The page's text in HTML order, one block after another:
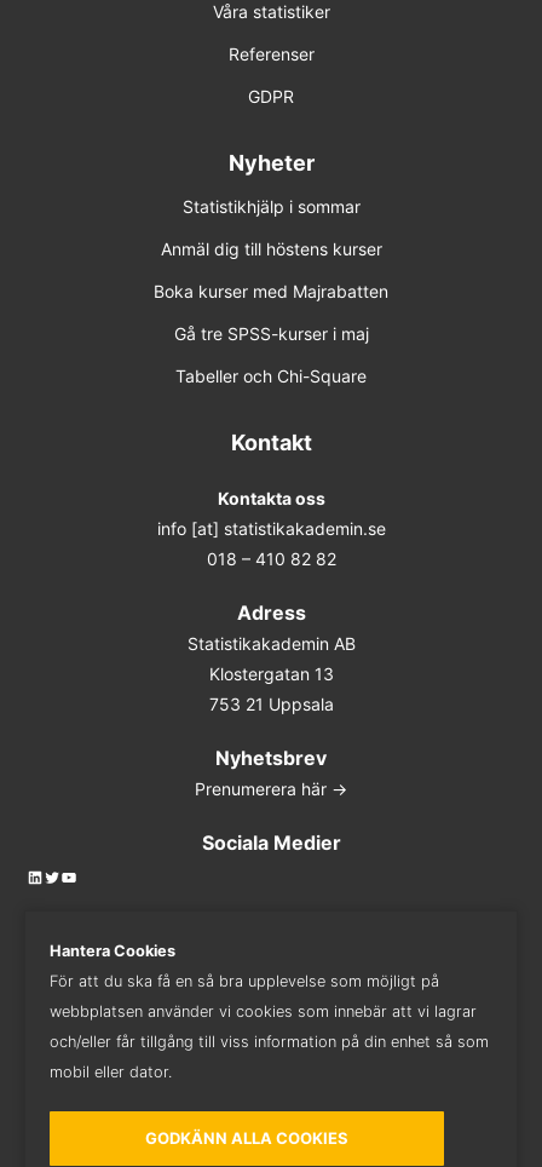
Våra statistiker
Referenser
GDPR
Nyheter
Statistikhjälp i sommar
Anmäl dig till höstens kurser
Boka kurser med Majrabatten
Gå tre SPSS-kurser i maj
Tabeller och Chi-Square
Kontakt
Kontakta oss
info [at] statistikakademin.se
018 – 410 82 82
Adress
Statistikakademin AB
Klostergatan 13
753 21 Uppsala
Nyhetsbrev
Prenumerera här ->
Sociala Medier
LinkedIn
Twitter
YouTube
Kontakta oss
018 - 410 82 82
Hantera Cookies
För att du ska få en så bra upplevelse som möjligt på
webbplatsen använder vi cookies som innebär att vi lagrar
och/eller får tillgång till viss information på din enhet så som
mobil eller dator.
GODKÄNN ALLA COOKIES